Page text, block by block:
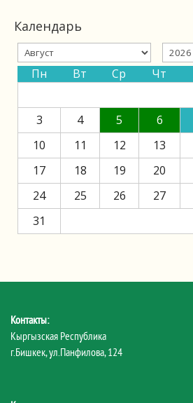
Календарь
Пн Вт Ср Чт
3
4 5 6
10
11 12 13
17
18 19 20
24
25 26 27
31
Контакты:
Кыргызская Республика
г.Бишкек, ул.Панфилова, 124